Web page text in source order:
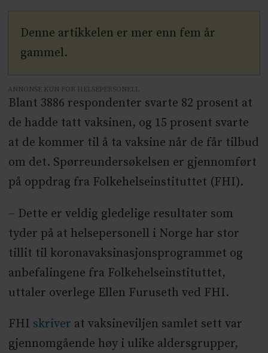
Denne artikkelen er mer enn fem år
gammel.
ANNONSE KUN FOR HELSEPERSONELL
Blant 3886 respondenter svarte 82 prosent at
de hadde tatt vaksinen, og 15 prosent svarte
at de kommer til å ta vaksine når de får tilbud
om det. Spørreundersøkelsen er gjennomført
på oppdrag fra Folkehelseinstituttet (FHI).
– Dette er veldig gledelige resultater som
tyder på at helsepersonell i Norge har stor
tillit til koronavaksinasjonsprogrammet og
anbefalingene fra Folkehelseinstituttet,
uttaler overlege Ellen Furuseth ved FHI.
FHI skriver at vaksineviljen samlet sett var
gjennomgående høy i ulike aldersgrupper,